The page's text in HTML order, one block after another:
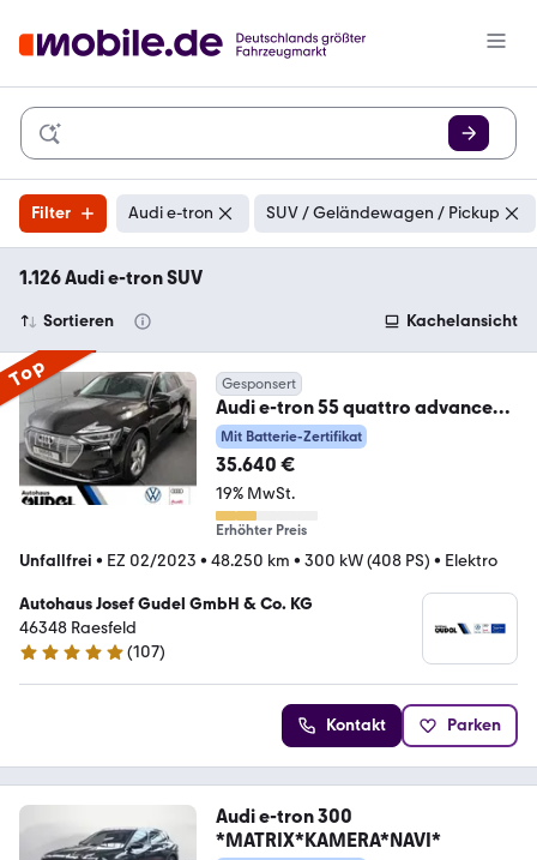
Filter Audi e-tron SUV / Geländewagen / Pickup
1.126 Audi e-tron SUV
Sortieren Kachelansicht
Top Gesponsert
Audi e-tron 55 quattro advanced
300kW/95kWh AHK ACC
Mit Batterie-Zertifikat
35.640 €
19% MwSt.
Erhöhter Preis
Unfallfrei • EZ 02/2023 • 48.250 km • 300 kW (408 PS) • Elektro
Autohaus Josef Gudel GmbH & Co. KG
46348 Raesfeld
4.8 Sterne
(107)
Kontakt Parken
Audi e-tron 300
*MATRIX*KAMERA*NAVI*